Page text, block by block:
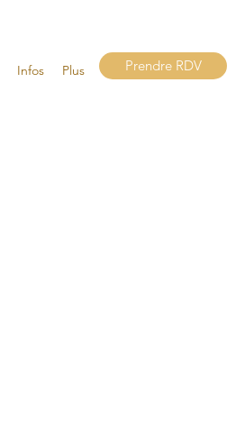
Infos Plus Prendre RDV